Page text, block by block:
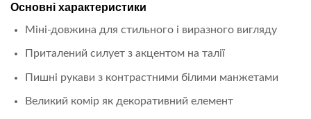
Основні характеристики
Міні-довжина для стильного і виразного вигляду
Приталений силует з акцентом на талії
Пишні рукави з контрастними білими манжетами
Великий комір як декоративний елемент